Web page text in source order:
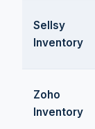
Sellsy
Inventory
Zoho
Inventory